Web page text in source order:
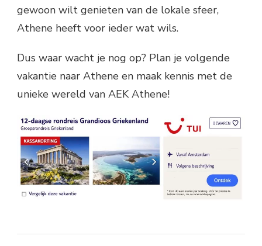
gewoon wilt genieten van de lokale sfeer,
Athene heeft voor ieder wat wils.
Dus waar wacht je nog op? Plan je volgende
vakantie naar Athene en maak kennis met de
unieke wereld van AEK Athene!